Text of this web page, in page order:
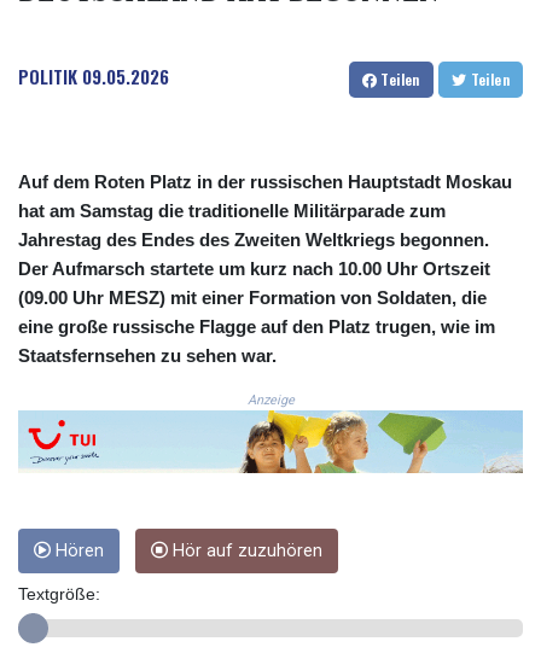
CUC 1.156136
CUP 30.637594
DJF 205.267449
DKK 7.477932
DOP 67.289164
DZD 152.967099
EGP 57.293288
FJD 2.553384
FKP 0.8566
GBP 0.856968
GEL 3.017966
GGP 0.8566
GIP 0.8566
GMD 84.980421
GNF
POLITIK 09.05.2026 Teilen Teilen
Auf dem Roten Platz in der russischen Hauptstadt Moskau
hat am Samstag die traditionelle Militärparade zum
Jahrestag des Endes des Zweiten Weltkriegs begonnen.
Der Aufmarsch startete um kurz nach 10.00 Uhr Ortszeit
(09.00 Uhr MESZ) mit einer Formation von Soldaten, die
eine große russische Flagge auf den Platz trugen, wie im
Staatsfernsehen zu sehen war.
Anzeige
Hören Hör auf zuzuhören
Textgröße: